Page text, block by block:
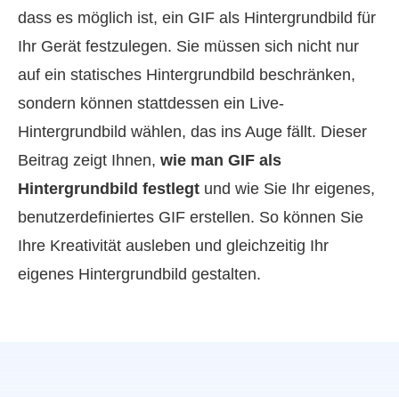
dass es möglich ist, ein GIF als Hintergrundbild für
Ihr Gerät festzulegen. Sie müssen sich nicht nur
auf ein statisches Hintergrundbild beschränken,
sondern können stattdessen ein Live-
Hintergrundbild wählen, das ins Auge fällt. Dieser
Beitrag zeigt Ihnen, wie man GIF als
Hintergrundbild festlegt und wie Sie Ihr eigenes,
benutzerdefiniertes GIF erstellen. So können Sie
Ihre Kreativität ausleben und gleichzeitig Ihr
eigenes Hintergrundbild gestalten.